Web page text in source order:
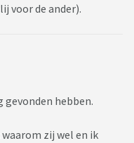
voor de ander).
hebben.
zij wel en ik